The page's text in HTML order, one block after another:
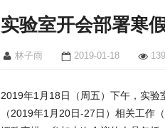
实验室开会部署寒
林子雨 2019-01-18
2019年1月18日（周五）下午，实验
（2019年1月20日-27日）相关工作（